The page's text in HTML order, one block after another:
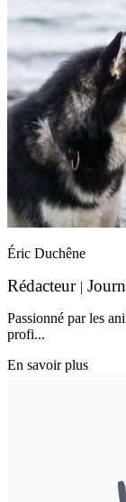
Éric Duchêne
Rédacteur |
Passionné par les
profi...
En savoir plus